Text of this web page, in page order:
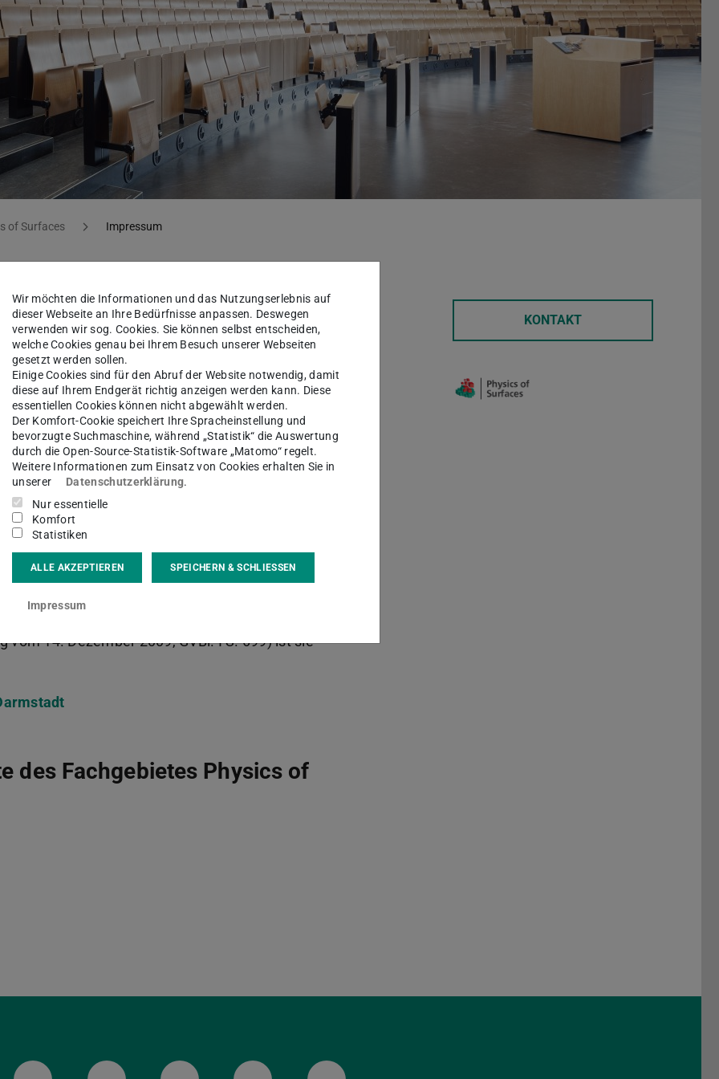
of Surfaces Impressum
von:
Universität Darmstadt, Prof. Dr. Tanja Brühl
Körperschaft des öffentlichen
HHG (Hessisches Hochschulgesetz vom 14.
Treten des TU Darmstadt-Gesetzes (Gesetz
Universität Darmstadt vom 05.
vom 14. Dezember 2009, GVBl. I S. 699) ist sie
des Fachgebietes Physics of
KONTAKT
Wir möchten die Informationen und das Nutzungserlebnis auf
dieser Webseite an Ihre Bedürfnisse anpassen. Deswegen
verwenden wir sog. Cookies. Sie können selbst entscheiden,
welche Cookies genau bei Ihrem Besuch unserer Webseiten
gesetzt werden sollen.
Einige Cookies sind für den Abruf der Website notwendig, damit
diese auf Ihrem Endgerät richtig anzeigen werden kann. Diese
essentiellen Cookies können nicht abgewählt werden.
Der Komfort-Cookie speichert Ihre Spracheinstellung und
bevorzugte Suchmaschine, während „Statistik“ die Auswertung
durch die Open-Source-Statistik-Software „Matomo“ regelt.
Weitere Informationen zum Einsatz von Cookies erhalten Sie in
unserer
Datenschutzerklärung.
Nur essentielle
Komfort
Statistiken
ALLE AKZEPTIEREN SPEICHERN & SCHLIESSEN
Impressum